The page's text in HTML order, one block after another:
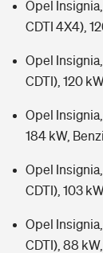
Opel
CDTI 4X4),
Opel
CDTI), 120
Opel Insignia,
184 kW,
Opel
CDTI), 103
Opel
CDTI), 88